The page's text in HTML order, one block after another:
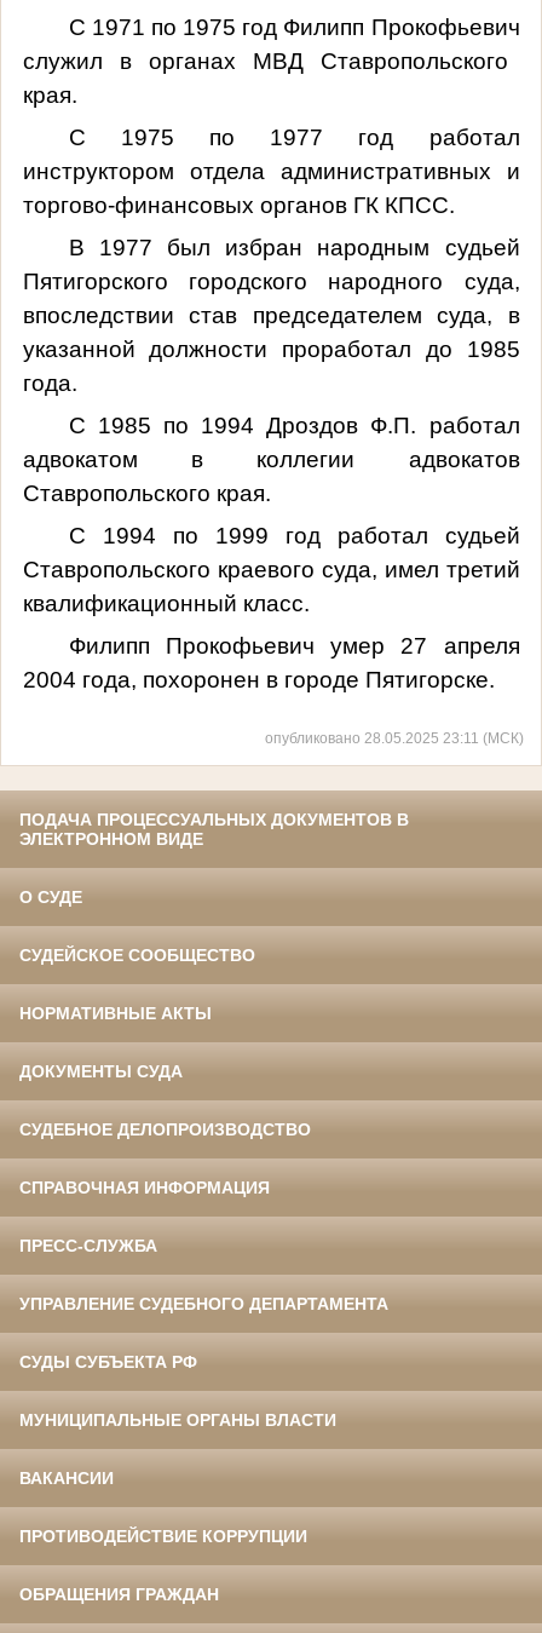
С 1971 по 1975 год Филипп Прокофьевич
служил в органах МВД Ставропольского
края.
С 1975 по 1977 год работал
инструктором отдела административных и
торгово-финансовых органов ГК КПСС.
В 1977 был избран народным судьей
Пятигорского городского народного суда,
впоследствии став председателем суда, в
указанной должности проработал до 1985
года.
С 1985 по 1994 Дроздов Ф.П. работал
адвокатом в коллегии адвокатов
Ставропольского края.
С 1994 по 1999 год работал судьей
Ставропольского краевого суда, имел третий
квалификационный класс.
Филипп Прокофьевич умер 27 апреля
2004 года, похоронен в городе Пятигорске.
опубликовано 28.05.2025 23:11 (МСК)
ПОДАЧА ПРОЦЕССУАЛЬНЫХ ДОКУМЕНТОВ В
ЭЛЕКТРОННОМ ВИДЕ
О СУДЕ
СУДЕЙСКОЕ СООБЩЕСТВО
НОРМАТИВНЫЕ АКТЫ
ДОКУМЕНТЫ СУДА
СУДЕБНОЕ ДЕЛОПРОИЗВОДСТВО
СПРАВОЧНАЯ ИНФОРМАЦИЯ
ПРЕСС-СЛУЖБА
УПРАВЛЕНИЕ СУДЕБНОГО ДЕПАРТАМЕНТА
СУДЫ СУБЪЕКТА РФ
МУНИЦИПАЛЬНЫЕ ОРГАНЫ ВЛАСТИ
ВАКАНСИИ
ПРОТИВОДЕЙСТВИЕ КОРРУПЦИИ
ОБРАЩЕНИЯ ГРАЖДАН